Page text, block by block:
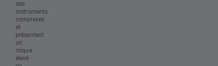
des
instruments
complexes
et
présentent
un
risque
élevé